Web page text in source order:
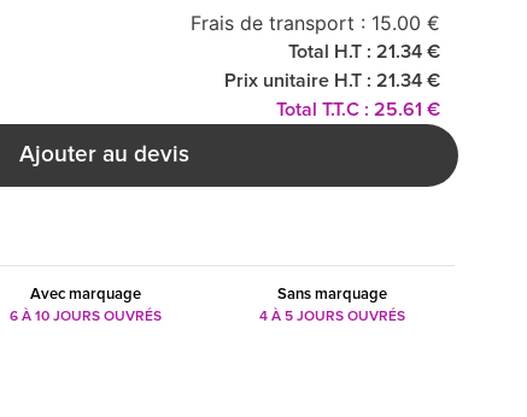
Frais de transport : 15.00 €
Total H.T : 21.34 €
Prix unitaire H.T : 21.34 €
Total T.T.C : 25.61 €
Ajouter au devis
Avec marquage
6 À 10 JOURS OUVRÉS
Sans marquage
4 À 5 JOURS OUVRÉS